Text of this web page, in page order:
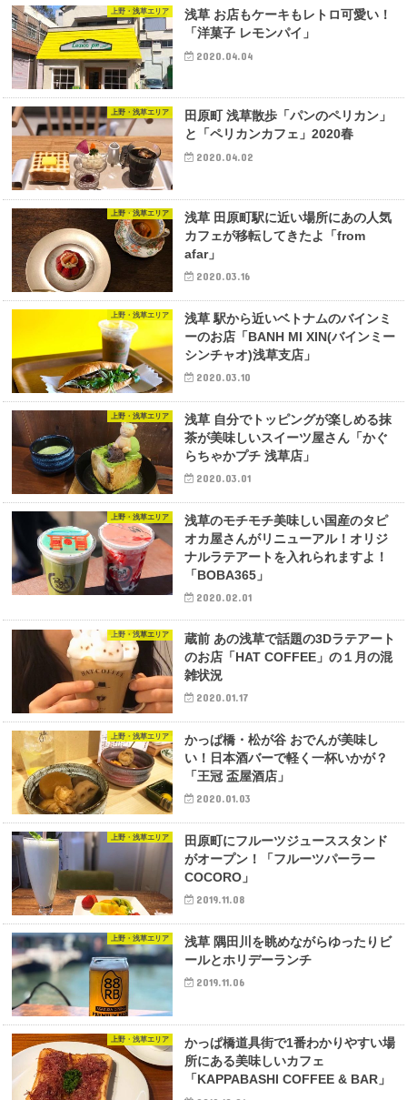
上野・浅草エリア
浅草 お店もケーキもレトロ可愛い！
「洋菓子 レモンパイ」
2020.04.04
上野・浅草エリア
田原町 浅草散歩「パンのペリカン」
と「ペリカンカフェ」2020春
2020.04.02
上野・浅草エリア
浅草 田原町駅に近い場所にあの人気
カフェが移転してきたよ「from
afar」
2020.03.16
上野・浅草エリア
浅草 駅から近いベトナムのバインミ
ーのお店「BANH MI XIN(バインミー
シンチャオ)浅草支店」
2020.03.10
上野・浅草エリア
浅草 自分でトッピングが楽しめる抹
茶が美味しいスイーツ屋さん「かぐ
らちゃかプチ 浅草店」
2020.03.01
上野・浅草エリア
浅草のモチモチ美味しい国産のタピ
オカ屋さんがリニューアル！オリジ
ナルラテアートを入れられますよ！
「BOBA365」
2020.02.01
上野・浅草エリア
蔵前 あの浅草で話題の3Dラテアート
のお店「HAT COFFEE」の１月の混
雑状況
2020.01.17
上野・浅草エリア
かっぱ橋・松が谷 おでんが美味し
い！日本酒バーで軽く一杯いかが？
「王冠 盃屋酒店」
2020.01.03
上野・浅草エリア
田原町にフルーツジューススタンド
がオープン！「フルーツパーラー
COCORO」
2019.11.08
上野・浅草エリア
浅草 隅田川を眺めながらゆったりビ
ールとホリデーランチ
2019.11.06
上野・浅草エリア
かっぱ橋道具街で1番わかりやすい場
所にある美味しいカフェ
「KAPPABASHI COFFEE & BAR」